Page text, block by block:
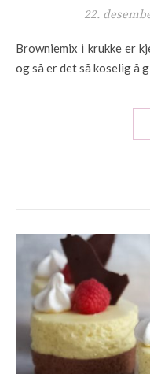
22.
Browniemix i krukke er kjempe enkelt å lage, ser veldig fin ut
og så er det så koselig å